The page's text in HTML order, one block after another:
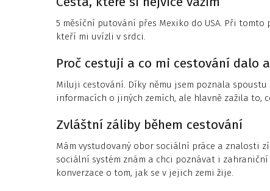
5 měsíční putování přes Mexiko do USA. Při
kteří mi uvízli v srdci.
Proč cestuji a co mi cestování dalo
Miluji cestování. Díky němu jsem poznala
informacích o jiných zemích, ale hlavně zažila to,
Zvláštní záliby během cestování
Mám vystudovaný obor sociální práce a znalosti
sociální systém znám a chci poznávat i
konverzace o tom, jak se v jejich zemi žije.